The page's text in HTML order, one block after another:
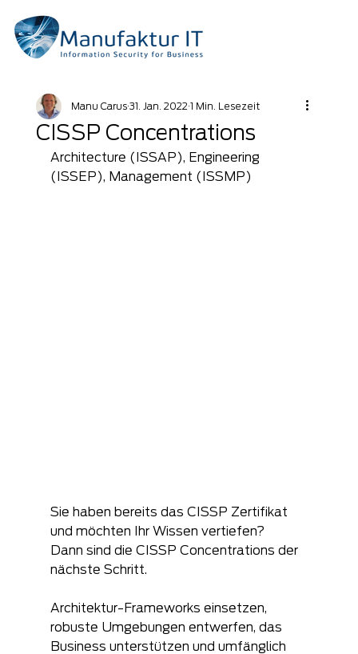
CISSP Concentrations
Manu Carus 31. Jan. 2022 1 Min. Lesezeit
Architecture (ISSAP), Engineering
(ISSEP), Management (ISSMP)
Sie haben bereits das CISSP Zertifikat
und möchten Ihr Wissen vertiefen?
Dann sind die CISSP Concentrations der
nächste Schritt.
Architektur-Frameworks einsetzen,
robuste Umgebungen entwerfen, das
Business unterstützen und umfänglich